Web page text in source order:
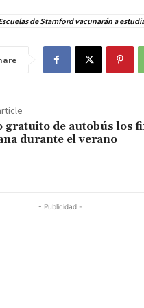
de Stamford vacunarán a
gratuito de autobús los
durante el verano
- Publicidad -